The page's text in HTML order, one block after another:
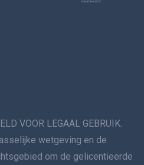
ย
VOOR LEGAAL GEBRUIK.
wetgeving en de
om de gelicentieerde